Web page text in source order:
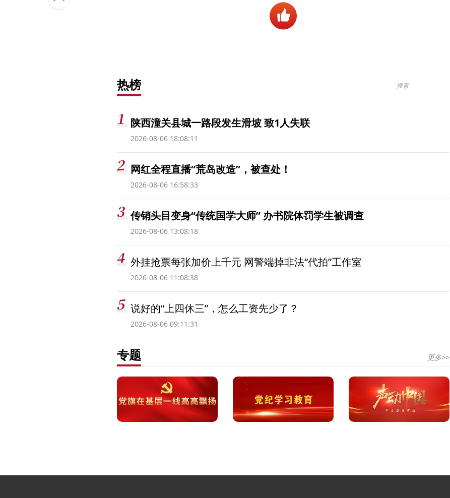
热榜
陕西潼关县城一路段发生滑坡 致1人失联
2026-08-06 18:08:11
网红全程直播“荒岛改造”，被查处！
2026-08-06 16:58:33
传销头目变身“传统国学大师” 办书院体罚学生被调查
2026-08-06 13:08:18
外挂抢票每张加价上千元 网警端掉非法“代拍”工作室
2026-08-06 11:08:38
说好的“上四休三”，怎么工资先少了？
2026-08-06 09:11:31
专题 更多>>